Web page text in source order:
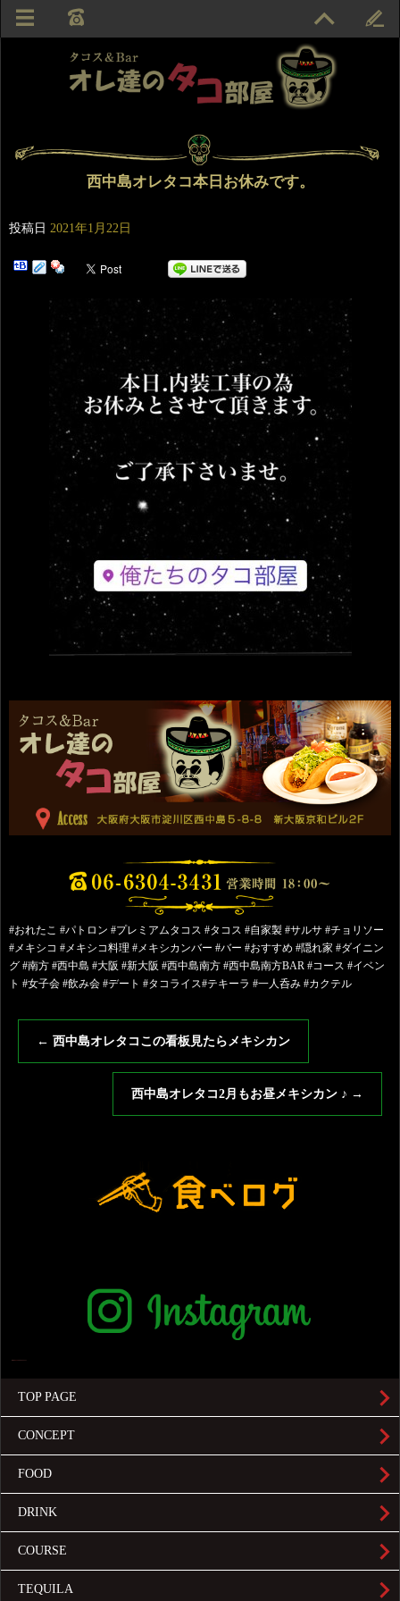
西中島オレタコ本日お休みです。
投稿日 2021年1月22日
#おれたこ #パトロン #プレミアムタコス #タコス #自家製 #サルサ #チョリソー
#メキシコ #メキシコ料理 #メキシカンバー #バー #おすすめ #隠れ家 #ダイニン
グ #南方 #西中島 #大阪 #新大阪 #西中島南方 #西中島南方BAR #コース #イベン
ト #女子会 #飲み会 #デート #タコライス#テキーラ #一人呑み #カクテル
← 西中島オレタコこの看板見たらメキシカン
西中島オレタコ2月もお昼メキシカン ♪ →
TOP PAGE
CONCEPT
FOOD
DRINK
COURSE
TEQUILA